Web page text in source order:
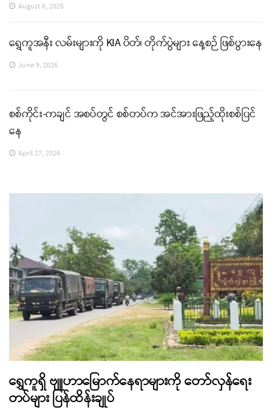
August 6, 2026
ရွှေကူအနီး လမ်းများကို KIA ပိတ်၊ တိုက်ပွဲများ နေ့စဉ် ဖြစ်ပွားနေ
June 9, 2026
စစ်ကိုင်း-ကချင် အစပ်တွင် စစ်တပ်က အင်အားဖြည့်ထိုးစစ်ပြင်
နေ
April 27, 2026
ရွှေကူရှိ ဗျူဟာမြောက်နေရာများကို တော်လှန်ရေး
တပ်များ ပြန်ထိန်းချုပ်